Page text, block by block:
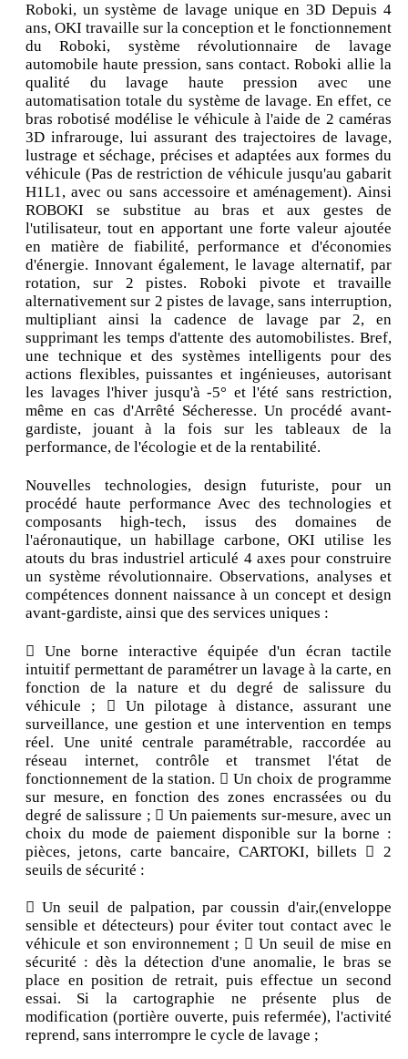
Roboki, un système de lavage unique en 3D Depuis 4
ans, OKI travaille sur la conception et le fonctionnement
du Roboki, système révolutionnaire de lavage
automobile haute pression, sans contact. Roboki allie la
qualité du lavage haute pression avec une
automatisation totale du système de lavage. En effet, ce
bras robotisé modélise le véhicule à l'aide de 2 caméras
3D infrarouge, lui assurant des trajectoires de lavage,
lustrage et séchage, précises et adaptées aux formes du
véhicule (Pas de restriction de véhicule jusqu'au gabarit
H1L1, avec ou sans accessoire et aménagement). Ainsi
ROBOKI se substitue au bras et aux gestes de
l'utilisateur, tout en apportant une forte valeur ajoutée
en matière de fiabilité, performance et d'économies
d'énergie. Innovant également, le lavage alternatif, par
rotation, sur 2 pistes. Roboki pivote et travaille
alternativement sur 2 pistes de lavage, sans interruption,
multipliant ainsi la cadence de lavage par 2, en
supprimant les temps d'attente des automobilistes. Bref,
une technique et des systèmes intelligents pour des
actions flexibles, puissantes et ingénieuses, autorisant
les lavages l'hiver jusqu'à -5° et l'été sans restriction,
même en cas d'Arrêté Sécheresse. Un procédé avant-
gardiste, jouant à la fois sur les tableaux de la
performance, de l'écologie et de la rentabilité.
Nouvelles technologies, design futuriste, pour un
procédé haute performance Avec des technologies et
composants high-tech, issus des domaines de
l'aéronautique, un habillage carbone, OKI utilise les
atouts du bras industriel articulé 4 axes pour construire
un système révolutionnaire. Observations, analyses et
compétences donnent naissance à un concept et design
avant-gardiste, ainsi que des services uniques :
 Une borne interactive équipée d'un écran tactile
intuitif permettant de paramétrer un lavage à la carte, en
fonction de la nature et du degré de salissure du
véhicule ;  Un pilotage à distance, assurant une
surveillance, une gestion et une intervention en temps
réel. Une unité centrale paramétrable, raccordée au
réseau internet, contrôle et transmet l'état de
fonctionnement de la station.  Un choix de programme
sur mesure, en fonction des zones encrassées ou du
degré de salissure ;  Un paiements sur-mesure, avec un
choix du mode de paiement disponible sur la borne :
pièces, jetons, carte bancaire, CARTOKI, billets  2
seuils de sécurité :
 Un seuil de palpation, par coussin d'air,(enveloppe
sensible et détecteurs) pour éviter tout contact avec le
véhicule et son environnement ;  Un seuil de mise en
sécurité : dès la détection d'une anomalie, le bras se
place en position de retrait, puis effectue un second
essai. Si la cartographie ne présente plus de
modification (portière ouverte, puis refermée), l'activité
reprend, sans interrompre le cycle de lavage ;